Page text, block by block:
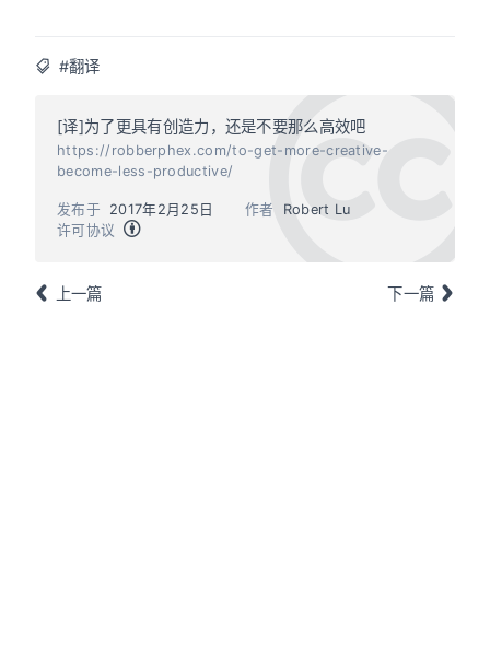
#翻译
[译]为了更具有创造力，还是不要那么高效吧
https://robberphex.com/to-get-more-creative-
become-less-productive/
作者 Robert Lu
发布于
2017年2月25日
许可协议
上一篇 下一篇